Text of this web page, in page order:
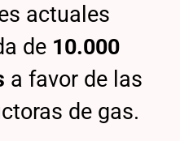
actuales
de 10.000
a favor de las
de gas.